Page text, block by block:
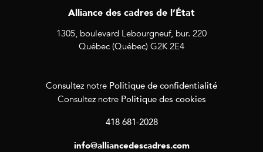
Alliance des cadres de l’État
1305, boulevard Lebourgneuf, bur. 220
Québec (Québec) G2K 2E4
Consultez notre Politique de confidentialité
Consultez notre Politique des cookies
418 681-2028
info@alliancedescadres.com